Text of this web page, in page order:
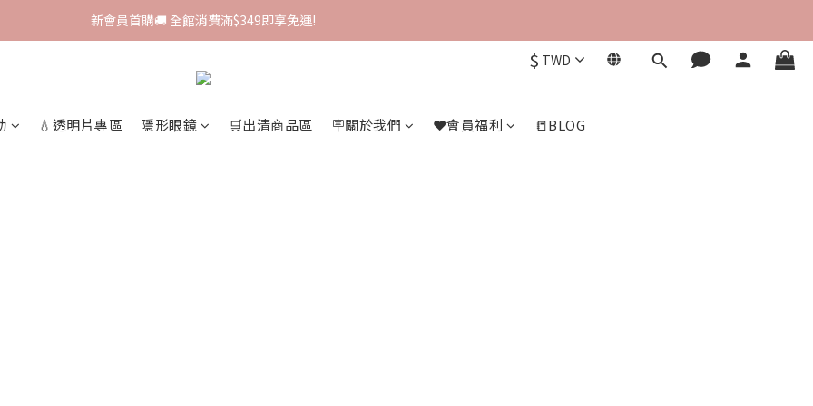
新會員首購🚚 全館消費滿$349即享免運!
新會員首購🚚 全館消費滿$349即享免運!
$ TWD
💧透明片專區 隱形眼鏡 🛒出清商品區 🪧關於我們 ❤️會員福利 📒BLOG